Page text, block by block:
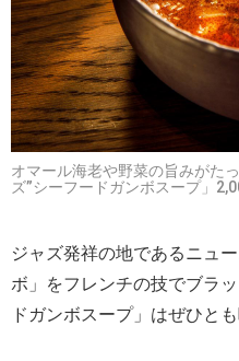
オマール海老や野菜の旨みがた
ズ”シーフードガンボスープ」
ジャズ発祥の地であるニュ
ボ」をフレンチの技でブラ
ドガンボスープ」はぜひと